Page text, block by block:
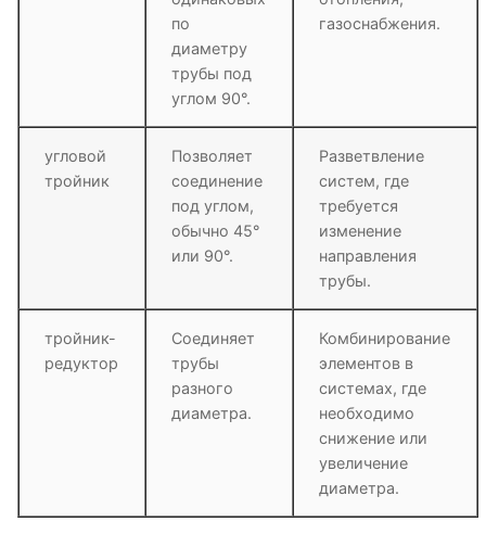
по
диаметру
трубы под
углом 90°.
газоснабжения.
угловой
тройник
Позволяет
соединение
под углом,
обычно 45°
или 90°.
Разветвление
систем, где
требуется
изменение
направления
трубы.
тройник-
редуктор
Соединяет
трубы
разного
диаметра.
Комбинирование
элементов в
системах, где
необходимо
снижение или
увеличение
диаметра.